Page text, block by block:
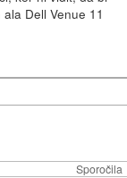
Dell Venue 11
Sporočila